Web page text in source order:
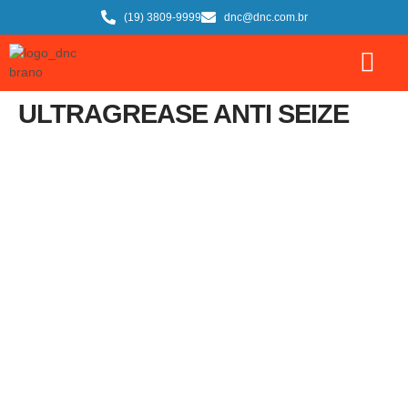
(19) 3809-9999 dnc@dnc.com.br
ULTRAGREASE ANTI SEIZE